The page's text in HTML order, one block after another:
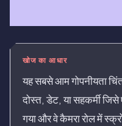
खोज का आधार
यह सबसे आम गोपनीयता
दोस्त, डेट, या सहकर्मी
गया और वे कैमरा रोल में